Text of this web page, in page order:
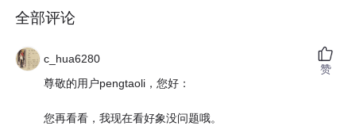
全部评论
c_hua6280
尊敬的用户pengtaoli，您好：
您再看看，我现在看好象没问题哦。
赞